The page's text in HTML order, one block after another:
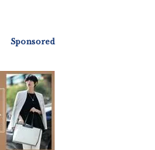
Sponsored